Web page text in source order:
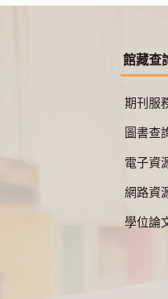
館藏查
期刊服
圖書查
電子資
網路資
學位論